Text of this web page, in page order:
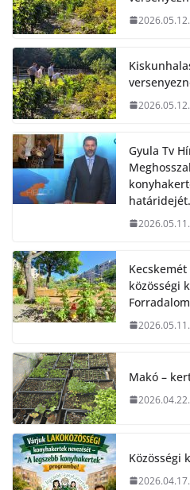
2026.05.12.
2026.05.12.
Gyula Tv
2026.05.11.
közösségi
2026.05.11.
Makó –
2026.04.22.
Közösségi
2026.04.17.